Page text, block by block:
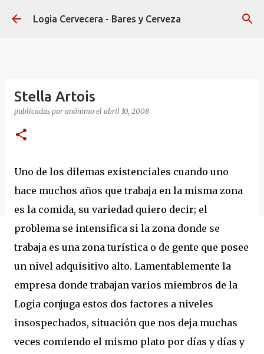
Ir al contenido principal
Logia Cervecera - Bares y Cerveza
Stella Artois
publicadas por anónimo el abril 10, 2008
Uno de los dilemas existenciales cuando uno
hace muchos años que trabaja en la misma zona
es la comida, su variedad quiero decir; el
problema se intensifica si la zona donde se
trabaja es una zona turística o de gente que posee
un nivel adquisitivo alto. Lamentablemente la
empresa donde trabajan varios miembros de la
Logia conjuga estos dos factores a niveles
insospechados, situación que nos deja muchas
veces comiendo el mismo plato por días y días y